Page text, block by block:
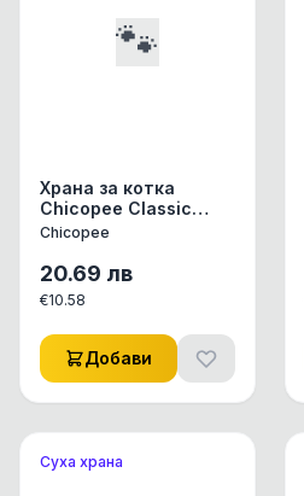
🐾
Храна за котка
Chicopee Classic
Nature Line Kitten до
Chicopee
20.69 лв
€10.58
Добави
Суха храна